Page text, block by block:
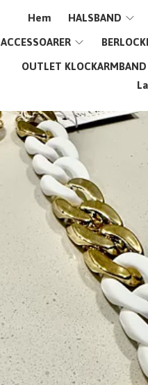
Hem HALSBAND
ACCESSOARER
OUTLET KLOCKARMBAND